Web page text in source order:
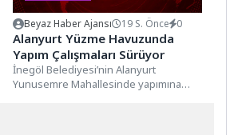
Beyaz Haber Ajansı 19 S. Önce 0
Alanyurt Yüzme Havuzunda
Yapım Çalışmaları Sürüyor
İnegöl Belediyesi’nin Alanyurt
Yunusemre Mahallesinde yapımına